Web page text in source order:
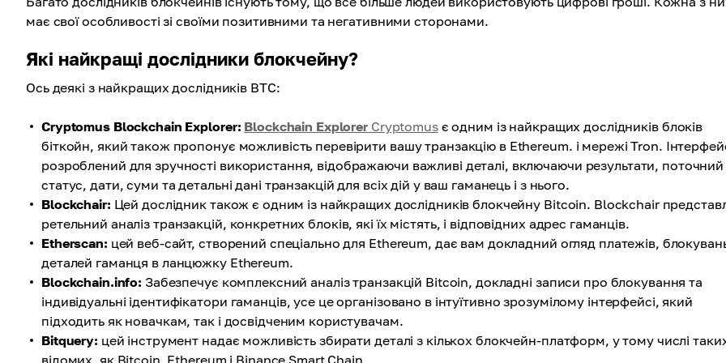
має свої особливості зі своїми позитивними та негативними сторонами.
Які найкращі дослідники блокчейну?
Ось деякі з найкращих дослідників BTC:
Cryptomus Blockchain Explorer: Blockchain Explorer Cryptomusє одним із найкращих дослідників блоків
біткойн, який також пропонує можливість перевірити вашу транзакцію в Ethereum. і мережі Tron.
розроблений для зручності використання, відображаючи важливі деталі, включаючи результати, поточний
статус, дати, суми та детальні дані транзакцій для всіх дій у ваш гаманець і з нього.
Blockchair: Цей дослідник також є одним із найкращих дослідників блокчейну Bitcoin. Blockchair
ретельний аналіз транзакцій, конкретних блоків, які їх містять, і відповідних адрес гаманців.
Etherscan: цей веб-сайт, створений спеціально для Ethereum, дає вам докладний огляд платежів,
деталей гаманця в ланцюжку Ethereum.
Blockchain.info: Забезпечує комплексний аналіз транзакцій Bitcoin, докладні записи про блокування та
індивідуальні ідентифікатори гаманців, усе це організовано в інтуїтивно зрозумілому інтерфейсі, який
підходить як новачкам, так і досвідченим користувачам.
Bitquery: цей інструмент надає можливість збирати деталі з кількох блокчейн-платформ, у тому числі
відомих, як Bitcoin, Ethereum і Binance Smart Chain.